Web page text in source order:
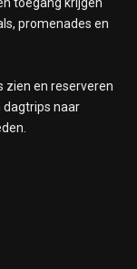
toegang krijgen
promenades en
zien en reserveren
naar